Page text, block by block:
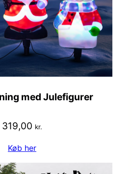
med Julefigurer
319,00 kr.
Køb her